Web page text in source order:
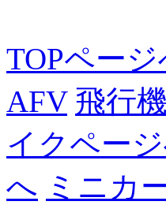
TOPページ
AFV 飛行
イクペー
へ ミニカ